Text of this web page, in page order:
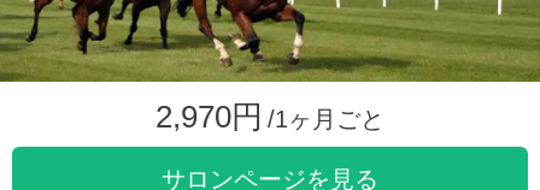
2,970円 /1ヶ月ごと
サロンページを見る